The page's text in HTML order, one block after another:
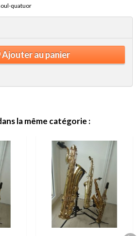
quatuor
Ajouter au panier
la même catégorie :